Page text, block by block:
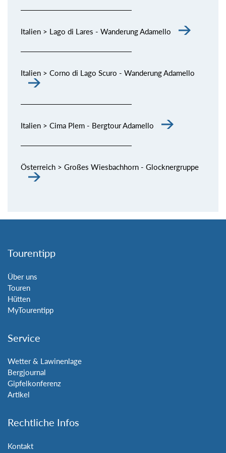
Italien > Lago di Lares - Wanderung Adamello
Italien > Corno di Lago Scuro - Wanderung Adamello
Italien > Cima Plem - Bergtour Adamello
Österreich > Großes Wiesbachhorn - Glocknergruppe
Tourentipp
Über uns
Touren
Hütten
MyTourentipp
Service
Wetter & Lawinenlage
Bergjournal
Gipfelkonferenz
Artikel
Rechtliche Infos
Kontakt